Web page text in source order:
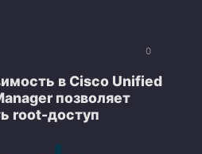
0
в Cisco Unified
позволяет
root-доступ